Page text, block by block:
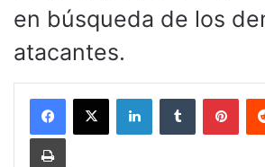
en búsqueda de los
atacantes.
LinkedInTumblr
Imprimir